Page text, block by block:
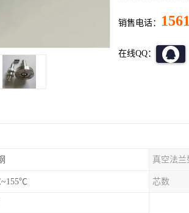
销售电话：
在线QQ：
真空法兰
芯数